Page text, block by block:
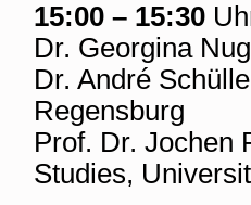
15:00 – 15:30
Dr. Georgina
Dr. André
Regensburg
Prof. Dr. Jochen
Studies,